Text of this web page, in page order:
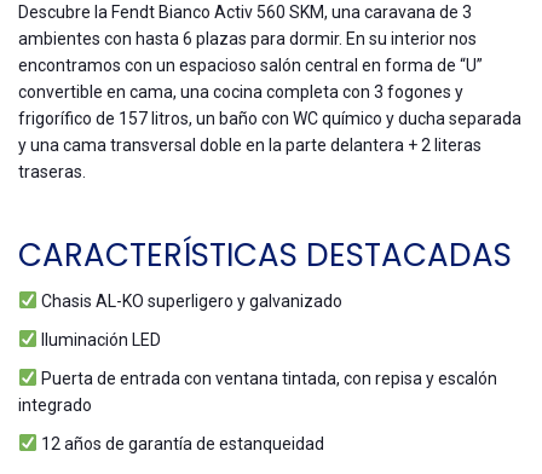
Descubre la Fendt Bianco Activ 560 SKM, una caravana de 3
ambientes con hasta 6 plazas para dormir. En su interior nos
encontramos con un espacioso salón central en forma de “U”
convertible en cama, una cocina completa con 3 fogones y
frigorífico de 157 litros, un baño con WC químico y ducha separada
y una cama transversal doble en la parte delantera + 2 literas
traseras.
CARACTERÍSTICAS DESTACADAS
Chasis AL-KO superligero y galvanizado
Iluminación LED
Puerta de entrada con ventana tintada, con repisa y escalón
integrado
12 años de garantía de estanqueidad